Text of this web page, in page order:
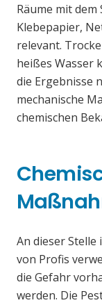
Räume mit
Klebepapier,
relevant.
heißes Wasser
die Ergebnisse
mechanische
chemischen
An dieser Stelle
von Profis
die Gefahr
werden. Die